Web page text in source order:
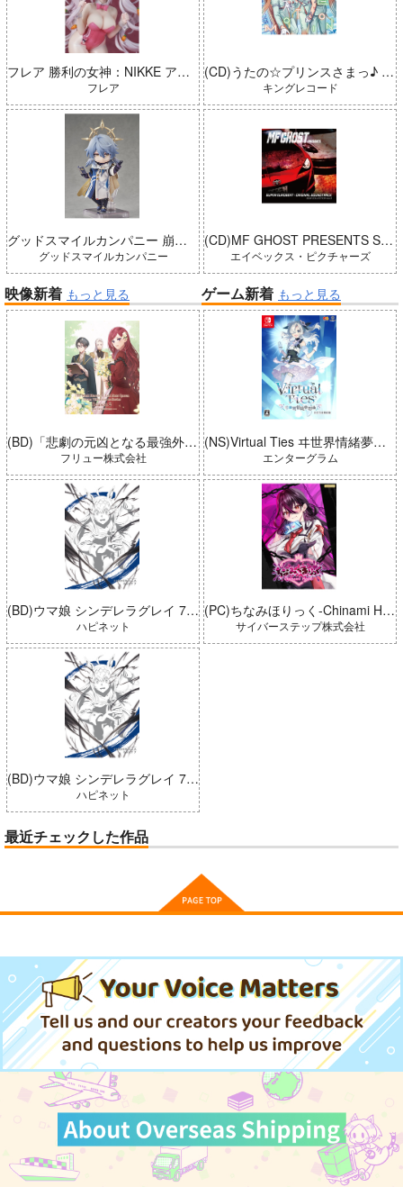
フレア 勝利の女神：NIKKE アリス：ワンダーランドバニー 完成品
フレア
グッドスマイルカンパニー 崩壊：スターレイル ねんどろいどどーる サンデー 完成品
グッドスマイルカンパニー
(CD)うたの☆プリンスさまっ♪ LIVE EMOTION 2nd Anniversary CD トキヤ・カミュ・瑛二・大和
キングレコード
(CD)MF GHOST PRESENTS SUPER EUROBEAT × ORIGINAL SOUNDTRACK NEW COLLECTION Vol.3
エイベックス・ピクチャーズ
映像新着 もっと見る
(BD)「悲劇の元凶となる最強外道ラスボス女王は民の為に尽くします。 Season2」BD-BOX 上巻
フリュー株式会社
(BD)ウマ娘 シンデレラグレイ 7 豪華版 (とらのあな限定版)
ハピネット
(BD)ウマ娘 シンデレラグレイ 7 豪華版
ハピネット
ゲーム新着 もっと見る
(NS)Virtual Ties ヰ世界情緒夢想曲 完全生産限定版
エンターグラム
(PC)ちなみほりっく-Chinami Holic 特典付き 限定ボックス
サイバーステップ株式会社
最近チェックした作品